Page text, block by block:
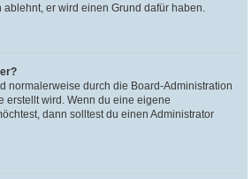
er wird einen Grund dafür haben.
normalerweise durch die Board-Administration
erstellt wird. Wenn du eine eigene
dann solltest du einen Administrator